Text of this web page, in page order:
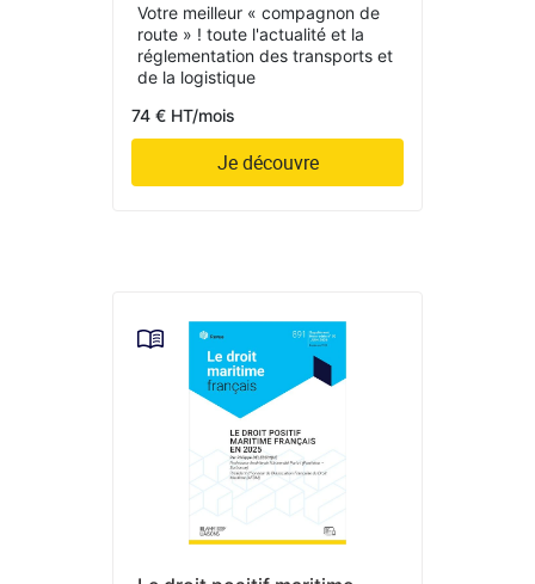
Votre meilleur « compagnon de
route » ! toute l'actualité et la
réglementation des transports et
de la logistique
74 € HT/mois
Je découvre